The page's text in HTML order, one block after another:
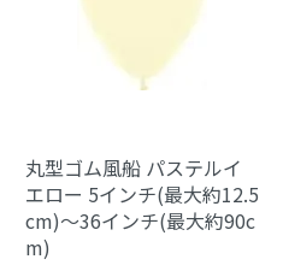
丸型ゴム風船 パステルイ
エロー 5インチ(最大約12.5
cm)～36インチ(最大約90c
m)